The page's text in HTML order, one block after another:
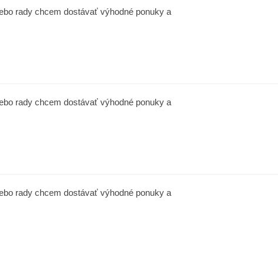
rady chcem dostávať výhodné ponuky a
rady chcem dostávať výhodné ponuky a
rady chcem dostávať výhodné ponuky a